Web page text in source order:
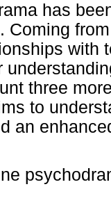
has
Coming
with
three
to
an